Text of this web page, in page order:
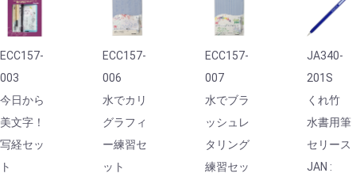
ECC157-
003
今日から
美文字！
写経セッ
ト
ECC157-
006
水でカリ
グラフィ
ー練習セ
ット
ECC157-
007
水でブラ
ッシュレ
タリング
練習セッ
JA340-
201S
くれ竹
水書用筆
セリース
JAN :